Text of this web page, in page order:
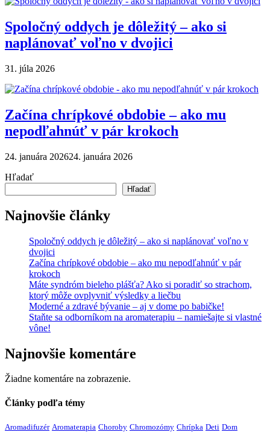
Spoločný oddych je dôležitý – ako si
naplánovať voľno v dvojici
31. júla 2026
Začína chrípkové obdobie – ako mu
nepodľahnúť v pár krokoch
24. januára 202624. januára 2026
Hľadať
Hľadať
Najnovšie články
Spoločný oddych je dôležitý – ako si naplánovať voľno v
dvojici
Začína chrípkové obdobie – ako mu nepodľahnúť v pár
krokoch
Máte syndróm bieleho plášťa? Ako si poradiť so strachom,
ktorý môže ovplyvniť výsledky a liečbu
Moderné a zdravé bývanie – aj v dome po babičke!
Staňte sa odborníkom na aromaterapiu – namiešajte si vlastné
vône!
Najnovšie komentáre
Žiadne komentáre na zobrazenie.
Články podľa témy
Aromadifuzér Aromaterapia Choroby Chromozómy Chrípka Deti Dom